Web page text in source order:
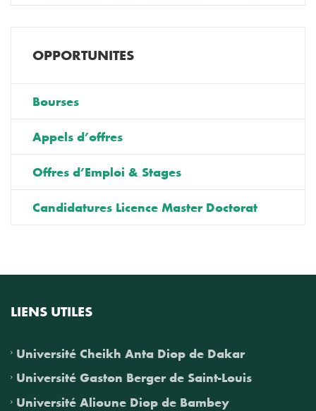
OPPORTUNITES
Bourses
Appels d’offres
Offres d’Emploi & Stages
Candidatures Licence Master Doctorat
LIENS UTILES
Université Cheikh Anta Diop de Dakar
Université Gaston Berger de Saint-Louis
Université Alioune Diop de Bambey